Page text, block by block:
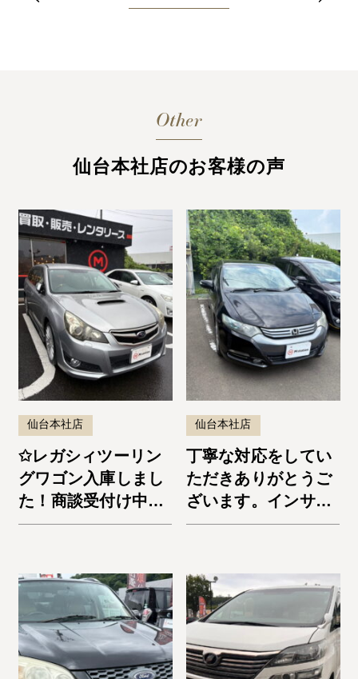
Other
仙台本社店のお客様の声
仙台本社店
✩レガシィツーリン
グワゴン入庫しまし
た！商談受付け中で
す✩
仙台本社店
丁寧な対応をしてい
ただきありがとうご
ざいます。インサイ
ト